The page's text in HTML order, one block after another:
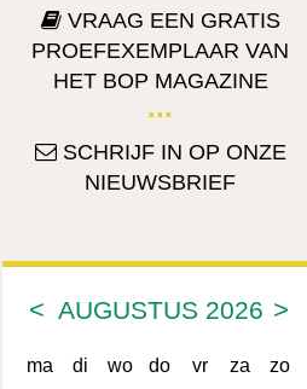
VRAAG EEN GRATIS
PROEFEXEMPLAAR VAN
HET BOP MAGAZINE
SCHRIJF IN OP ONZE
NIEUWSBRIEF
< >
AUGUSTUS 2026
ma di wo do vr za
zo